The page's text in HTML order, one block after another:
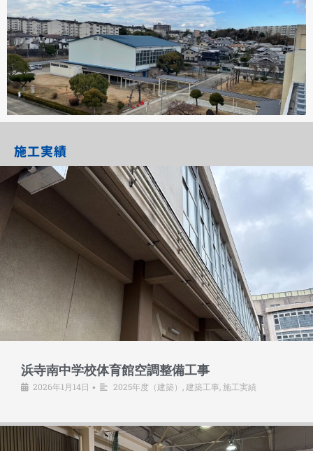
施工実績
浜寺南中学校体育館空調整備工事
2026年1月14日 • 2025年度（建築） ,建築工事,施工実績